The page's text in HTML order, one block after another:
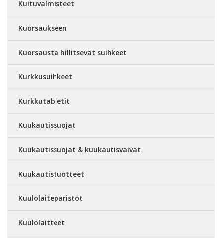
Kuituvalmisteet
Kuorsaukseen
Kuorsausta hillitsevät suihkeet
Kurkkusuihkeet
Kurkkutabletit
Kuukautissuojat
Kuukautissuojat & kuukautisvaivat
Kuukautistuotteet
Kuulolaiteparistot
Kuulolaitteet